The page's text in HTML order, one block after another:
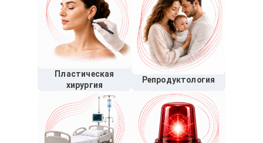
Пластическая
хирургия
Репродуктология